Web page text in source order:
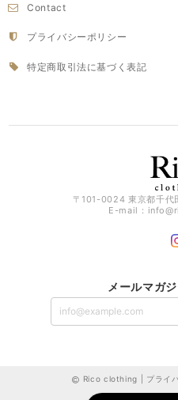
Contact
プライバシーポリシー
特定商取引法に基づく表記
〒101-0024 東京都千代
E-mail：
メールマガ
Rico clothing | プライ